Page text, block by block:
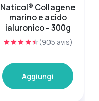
Naticol® Collagene
marino e acido
ialuronico - 300g
(905 avis)
Aggiungi